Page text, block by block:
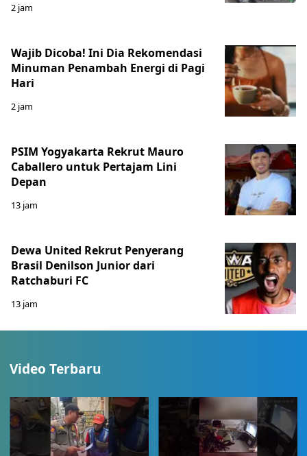
2 jam
Wajib Dicoba! Ini Dia Rekomendasi
Minuman Penambah Energi di Pagi
Hari
2 jam
PSIM Yogyakarta Rekrut Mauro
Caballero untuk Pertajam Lini
Depan
13 jam
Dewa United Rekrut Penyerang
Brasil Denilson Junior dari
Ratchaburi FC
13 jam
Video Terbaru